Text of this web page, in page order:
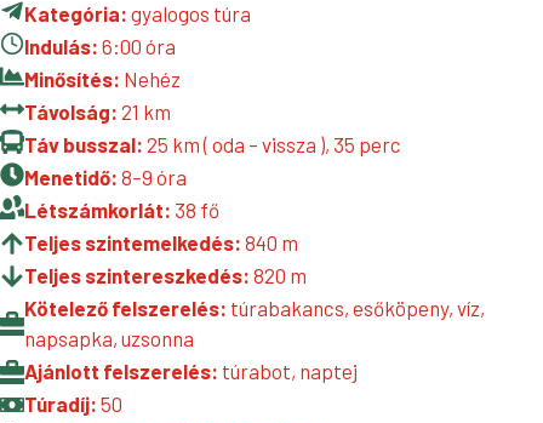
Kategória: gyalogos túra
Indulás: 6:00 óra
Minősítés: Nehéz
Távolság: 21 km
Táv busszal: 25 km ( oda – vissza ), 35 perc
Menetidő: 8–9 óra
Létszámkorlát: 38 fő
Teljes szintemelkedés: 840 m
Teljes szintereszkedés: 820 m
Kötelező felszerelés: túrabakancs, esőköpeny, víz,
napsapka, uzsonna
Ajánlott felszerelés: túrabot, naptej
Túradíj: 50